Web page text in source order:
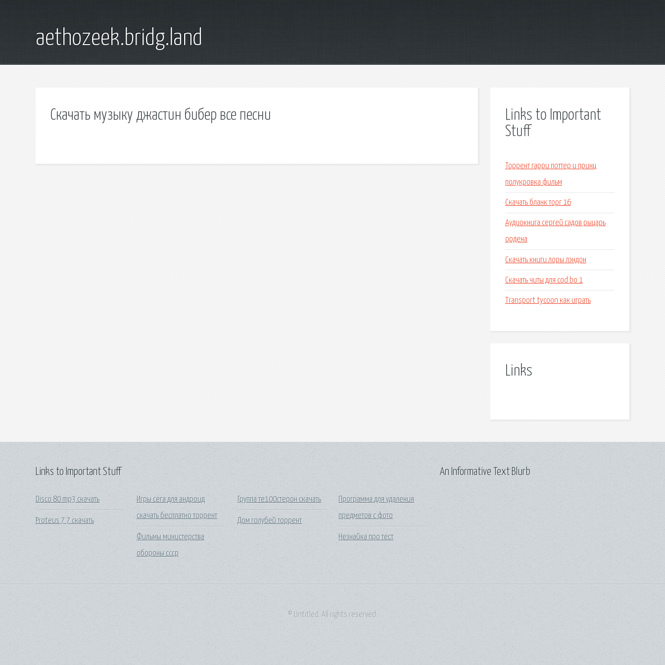
aethozeek.bridg.land
Скачать музыку джастин бибер все песни
Links to Important
Stuff
Торрент гарри поттер и принц
полукровка фильм
Скачать бланк торг 16
Аудиокнига сергей садов рыцарь
ордена
Скачать книги лоры лэндон
Скачать читы для cod bo 1
Transport tycoon как играть
Links
Links to Important Stuff
Disco 80 mp3 скачать
Proteus 7 7 скачать
Игры сега для андроид
скачать бесплатно торрент
Фильмы министерства
обороны ссср
Группа те100стерон скачать
Дом голубей торрент
Программа для удаления
предметов с фото
Незнайка про тест
An Informative Text Blurb
© Untitled. All rights reserved.